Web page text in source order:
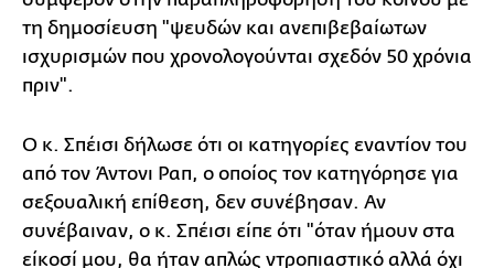
τη δημοσίευση "ψευδών και ανεπιβεβαίωτων
ισχυρισμών που χρονολογούνται σχεδόν 50 χρόνια
πριν".
Ο κ. Σπέισι δήλωσε ότι οι κατηγορίες εναντίον του
από τον Άντονι Ραπ, ο οποίος τον κατηγόρησε για
σεξουαλική επίθεση, δεν συνέβησαν. Αν
συνέβαιναν, ο κ. Σπέισι είπε ότι "όταν ήμουν στα
είκοσί μου, θα ήταν απλώς ντροπιαστικό αλλά όχι